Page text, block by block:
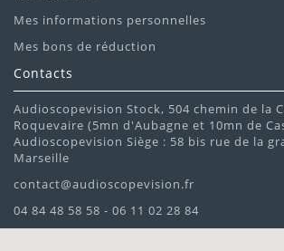
Mes informations personnelles
Mes bons de réduction
Contacts
Audioscopevision Stock, 504 chemin de la
Roquevaire (5mn d'Aubagne et 10mn de
Audioscopevision Siège : 58 bis rue de la
Marseille
contact@audioscopevision.fr
04 84 48 58 58 - 06 11 02 28 84